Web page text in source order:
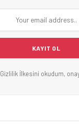
Gizlilik İlkesini okudum,